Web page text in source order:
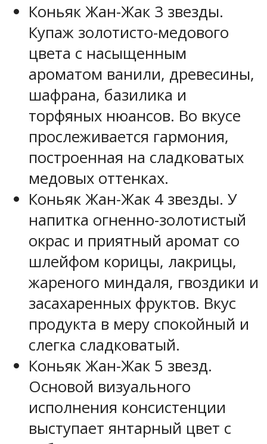
Коньяк Жан-Жак 3 звезды.
Купаж золотисто-медового
цвета с насыщенным
ароматом ванили, древесины,
шафрана, базилика и
торфяных нюансов. Во вкусе
прослеживается гармония,
построенная на сладковатых
медовых оттенках.
Коньяк Жан-Жак 4 звезды. У
напитка огненно-золотистый
окрас и приятный аромат со
шлейфом корицы, лакрицы,
жареного миндаля, гвоздики и
засахаренных фруктов. Вкус
продукта в меру спокойный и
слегка сладковатый.
Коньяк Жан-Жак 5 звезд.
Основой визуального
исполнения консистенции
выступает янтарный цвет с